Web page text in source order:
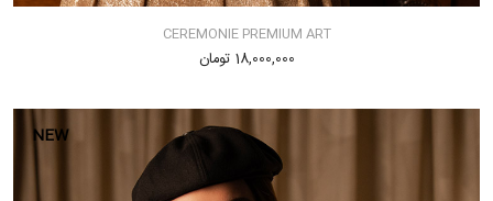
CEREMONIE PREMIUM ART
18,000,000 تومان
NEW